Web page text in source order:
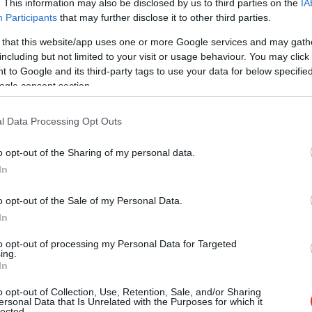
This information may also be disclosed by us to third parties on the
Participants that may further disclose it to other third parties.
that this website/app uses one or more Google services and may
but not limited to your visit or usage behaviour. You may
to Google and its third-party tags to use your data for below
consent section.
Data Processing Opt Outs
opt-out of the Sharing of my personal data.
opt-out of the Sale of my Personal Data.
opt-out of processing my Personal Data for Targeted
opt-out of Collection, Use, Retention, Sale, and/or Sharing
Data that Is Unrelated with the Purposes for which it
jau no paša sākuma bijis redzams, ka
Aptuveni četrus līdz piecus kilometrus
no vienas puses uz otru, taču šoferis pat
trakties uz priekšu ar nemainīgiem 80 līdz 90
ka tajā brīdī sapratis – tūlīt būs pamatīgas
joslā neparādīsies neviena cita
piepildījās, kad smagā auto piekabe burtiski
gāzties milzīgi baļķi. Šokējošākais, pēc
ugunis iedegušās tikai kādus 300 metrus
zemē. „Pilnīgs ārprāts! Ja viņš pie tādas
nekas no tā visa noteikti nebūtu noticis,”